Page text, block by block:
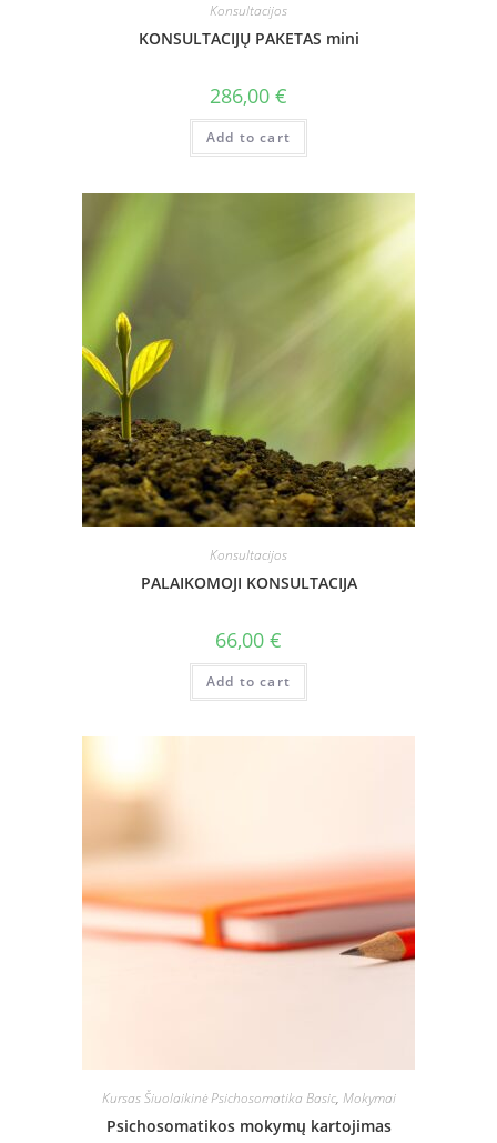
Konsultacijos
KONSULTACIJŲ PAKETAS mini
286,00 €
Add to cart
Konsultacijos
PALAIKOMOJI KONSULTACIJA
66,00 €
Add to cart
Kursas Šiuolaikinė Psichosomatika Basic, Mokymai
Psichosomatikos mokymų kartojimas